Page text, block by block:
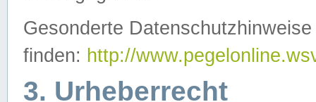
Gesonderte
finden: http://
3. Urheberrecht